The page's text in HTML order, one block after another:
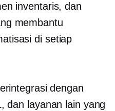
inventaris, dan
membantu
di setiap
dengan
dan layanan lain yang